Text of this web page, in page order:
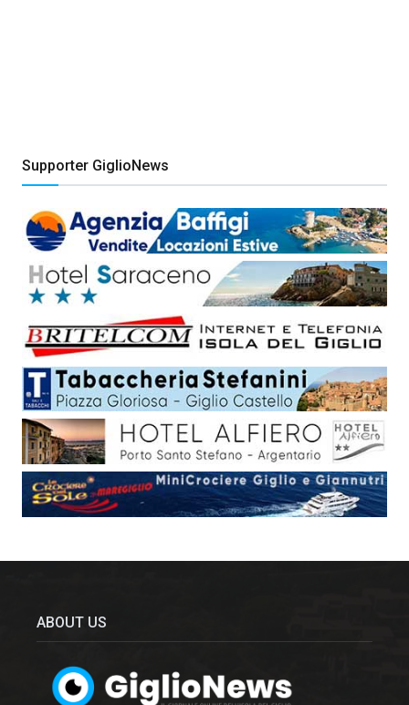
Supporter GiglioNews
ABOUT US